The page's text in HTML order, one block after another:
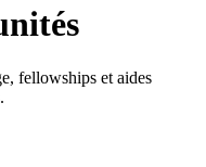
fellowships et aides